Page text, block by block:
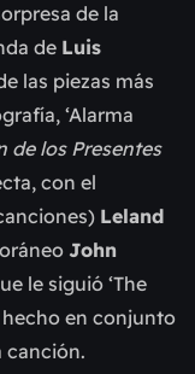
de la
de Luis
las piezas más
‘Alarma
de los Presentes
con el
Leland
John
le siguió ‘The
en conjunto
canción.